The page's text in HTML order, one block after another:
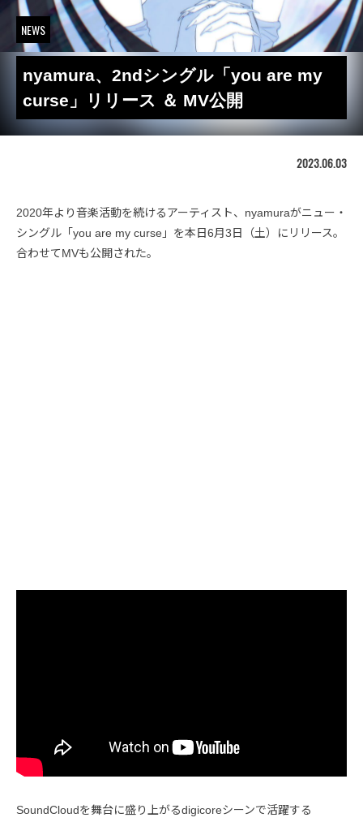
NEWS
nyamura、2ndシングル「you are my
curse」リリース ＆ MV公開
2023.06.03
2020年より音楽活動を続けるアーティスト、nyamuraがニュー・
シングル「you are my curse」を本日6月3日（土）にリリース。
合わせてMVも公開された。
SoundCloudを舞台に盛り上がるdigicoreシーンで活躍する